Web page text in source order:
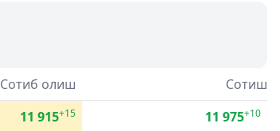
Сотиб олиш
Сотиш
11 915+15 11 975+10